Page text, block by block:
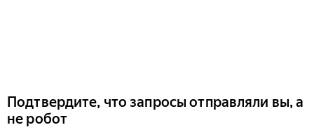
Подтвердите, что запросы отправляли вы, а
не робот